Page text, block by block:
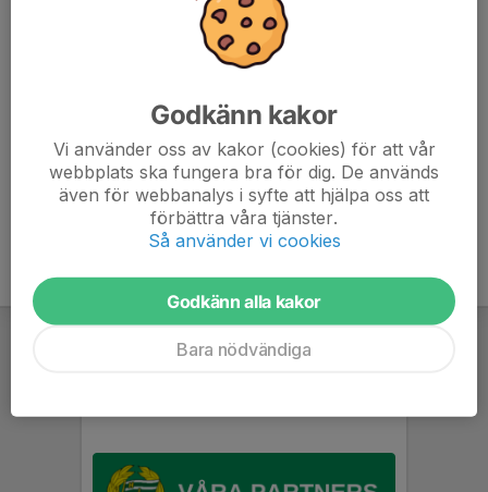
15:15 Hammarby IF HF Grön Huddinge HK P8 Grön
15:30 Täby HBK P8 lag 4 Hammarby IF HF Vit
15:45 Lidingö SK Hammarby IF HF Grön
Aktiviteten är avgiftsfri, Hammarby handboll står för
anmälningsavgift
Godkänn kakor
Vi använder oss av kakor (cookies) för att vår
webbplats ska fungera bra för dig. De används
även för webbanalys i syfte att hjälpa oss att
förbättra våra tjänster.
Så använder vi cookies
Godkänn alla kakor
Bara nödvändiga